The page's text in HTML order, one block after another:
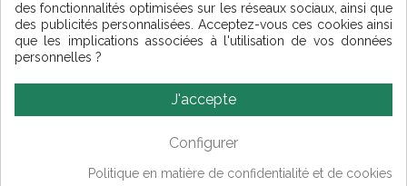
Qui sommes-nous ? -
Contact
-
Confidentialité -
Conditions de
© Lorchidee 2026
orchidee|dendrobium
des fonctionnalités optimisées sur les réseaux sociaux, ainsi que
des publicités personnalisées. Acceptez-vous ces cookies ainsi
que les implications associées à l'utilisation de vos données
personnelles ?
J'accepte
Configurer
Politique en matière de confidentialité et de cookies